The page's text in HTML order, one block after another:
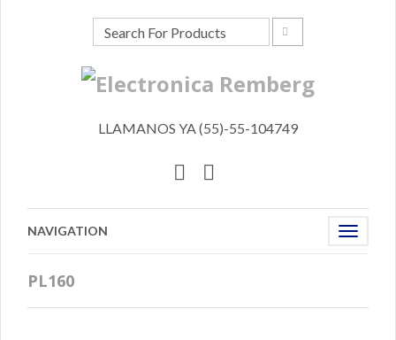
LLAMANOS YA (55)-55-104749
Toggle
NAVIGATION
PL160